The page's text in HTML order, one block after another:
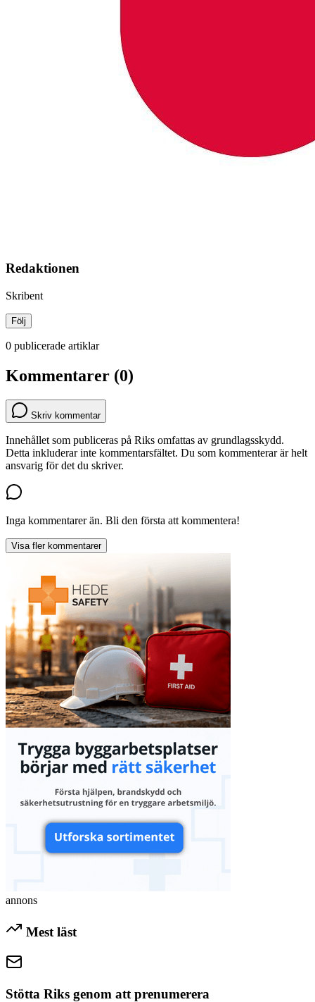
Redaktionen
Skribent
Följ
0 publicerade artiklar
Kommentarer (0)
Skriv kommentar
Innehållet som publiceras på Riks omfattas av grundlagsskydd.
Detta inkluderar inte kommentarsfältet. Du som kommenterar är helt
ansvarig för det du skriver.
Inga kommentarer än. Bli den första att kommentera!
Visa fler kommentarer
annons
Mest läst
Stötta Riks genom att prenumerera